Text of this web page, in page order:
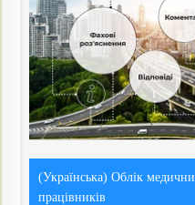
(Українська) Облік
працівників